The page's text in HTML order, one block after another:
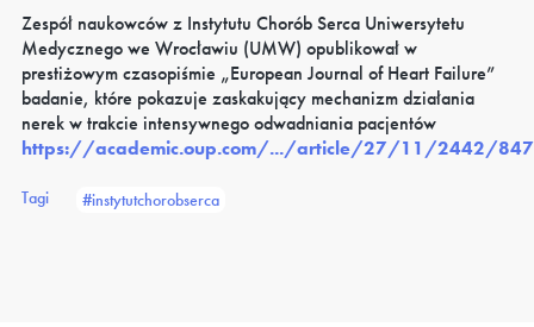
Zespół naukowców z Instytutu Chorób Serca Uniwersytetu
Medycznego we Wrocławiu (UMW) opublikował w
prestiżowym czasopiśmie „European Journal of Heart Failure”
badanie, które pokazuje zaskakujący mechanizm działania
nerek w trakcie intensywnego odwadniania pacjentów
https://academic.oup.com/.../article/27/11/2442/
Tagi #instytutchorobserca